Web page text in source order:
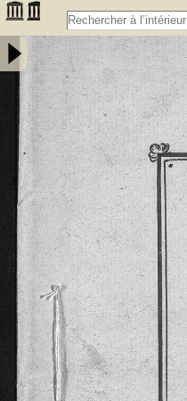
Extrait des coutumes données
Fumel par les seigneurs de
gascon sont de l'an 1265 et